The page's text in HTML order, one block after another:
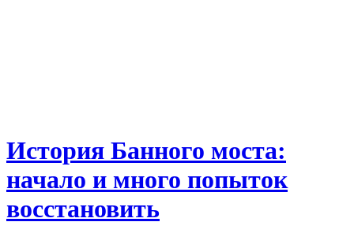
История Банного моста:
начало и много попыток
восстановить